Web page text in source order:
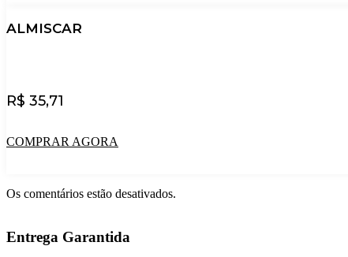
ALMISCAR
R$ 35,71
COMPRAR AGORA
Os comentários estão desativados.
Entrega Garantida